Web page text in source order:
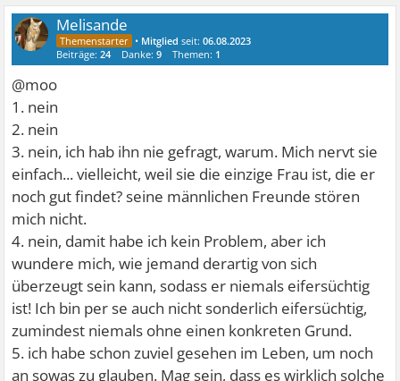
Melisande
• Mitglied seit:06.08.2023
Beiträge:24 Danke:9 Themen: 1
@moo
1. nein
2. nein
3. nein, ich hab ihn nie gefragt, warum. Mich nervt sie
einfach... vielleicht, weil sie die einzige Frau ist, die er
noch gut findet? seine männlichen Freunde stören
mich nicht.
4. nein, damit habe ich kein Problem, aber ich
wundere mich, wie jemand derartig von sich
überzeugt sein kann, sodass er niemals eifersüchtig
ist! Ich bin per se auch nicht sonderlich eifersüchtig,
zumindest niemals ohne einen konkreten Grund.
5. ich habe schon zuviel gesehen im Leben, um noch
an sowas zu glauben. Mag sein, dass es wirklich solche